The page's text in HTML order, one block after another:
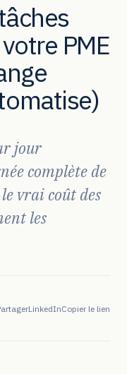
PME
jour
complète de
vrai coût des
les
LinkedInCopier le lien